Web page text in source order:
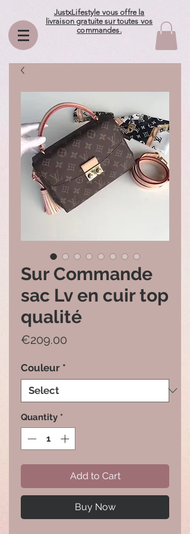
JustxLifestyle vous offre la
livraison gratuite sur toutes vos
commandes.
Sur Commande
sac Lv en cuir top
qualité
€209.00
Couleur *
Quantity *
Add to Cart
Buy Now